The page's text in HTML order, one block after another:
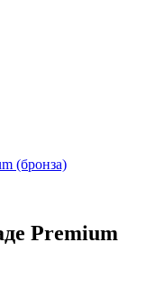
(бронза)
Premium